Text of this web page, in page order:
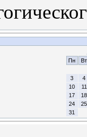
Пн
Вт
3
4
10
11
17
18
24
25
31